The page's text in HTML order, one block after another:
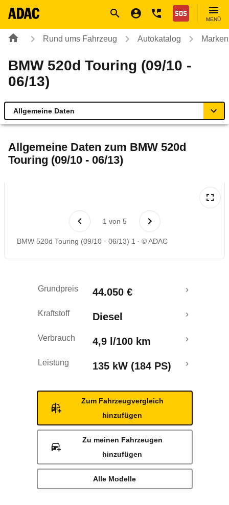
Nothilfe
MENÜ
Rund ums Fahrzeug Autokatalog
BMW 520d Touring (09/10 -
06/13)
Allgemeine Daten
Technische Daten
Laufende Kosten
Allgemeine Daten zum BMW 520d
Touring (09/10 - 06/13)
1 von 5
BMW 520d Touring (09/10 - 06/13) 1 © ADAC
Grundpreis 44.050 €
Kraftstoff Diesel
Verbrauch 4,9 l/100 km
Leistung 135 kW (184 PS)
Zum Fahrzeugvergleich
hinzufügen
Zu meinen Fahrzeugen
hinzufügen
Alle Modelle